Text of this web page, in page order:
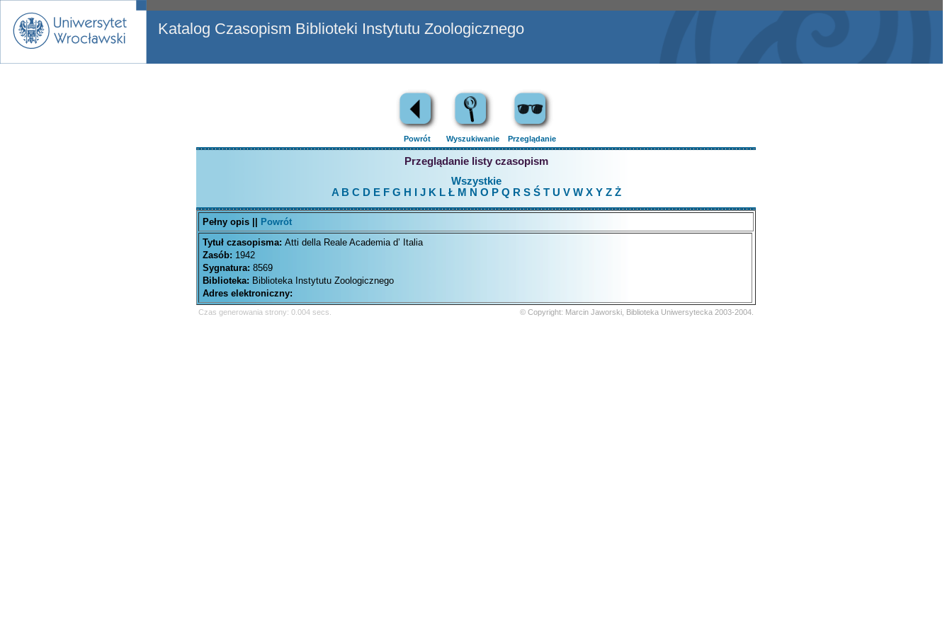
Katalog Czasopism Biblioteki Instytutu Zoologicznego
Powrót Wyszukiwanie Przeglądanie
Przeglądanie listy czasopism
Wszystkie
A B C D EFG H J K L Ł M N O P Q R S Ś T U V W X Y Z Ż
Pełny opis ||
Powrót
Tytuł czasopisma: Atti della Reale Academia d’ Italia
Zasób: 1942
Sygnatura: 8569
Biblioteka: Biblioteka Instytutu Zoologicznego
Adres elektroniczny:
Czas generowania strony: 0.004 secs. © Copyright: Marcin Jaworski, Biblioteka Uniwersytecka 2003-2004.